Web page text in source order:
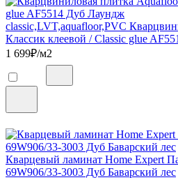
classic,LVT,aquafloor,PVC
Классик клеевой / Classic glue
1 699₽/м2
Кварцевый ламинат Home Expert
69W906/33-3003 Дуб Баварский лес